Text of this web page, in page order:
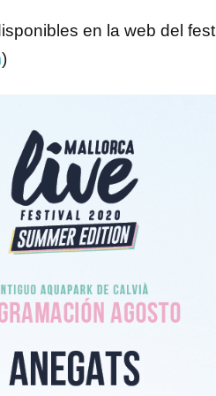
en la web del
)